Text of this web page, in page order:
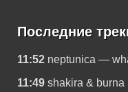
Последние
11:52 neptunica —
11:49 shakira &